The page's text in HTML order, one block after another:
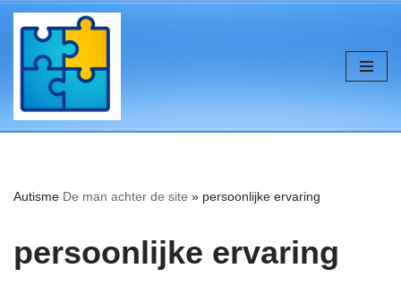
de
inhoud
naar
inhoud
Autisme De man achter de site » persoonlijke ervaring
persoonlijke ervaring